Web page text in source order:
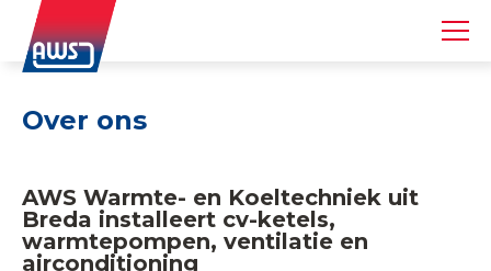
Over ons
AWS Warmte- en Koeltechniek uit
Breda installeert cv-ketels,
warmtepompen, ventilatie en
airconditioning